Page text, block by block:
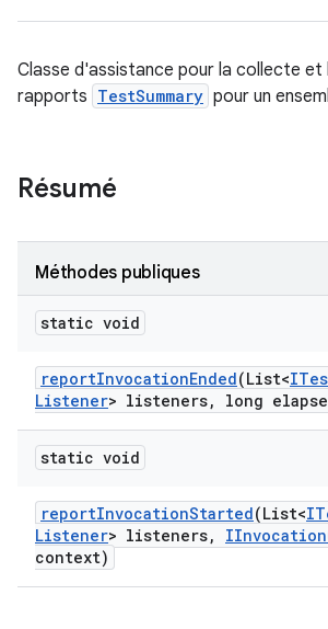
Classe d'assistance pour la collecte et
rapports TestSummary pour un
Résumé
Méthodes publiques
static void
reportInvocationEnded(List<
Listener> listeners, long
static void
reportInvocationStarted(List<
Listener> listeners, IInvocation
context)